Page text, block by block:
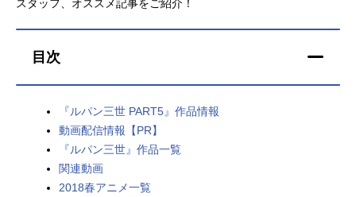
今期アニメ曜日別一覧
春アニメ
男性声優/女性声優一覧
スタッフ、オススメ記事をご紹介！
目次
『ルパン三世 PART5』作品情報
動画配信情報【PR】
『ルパン三世』作品一覧
関連動画
2018春アニメ一覧